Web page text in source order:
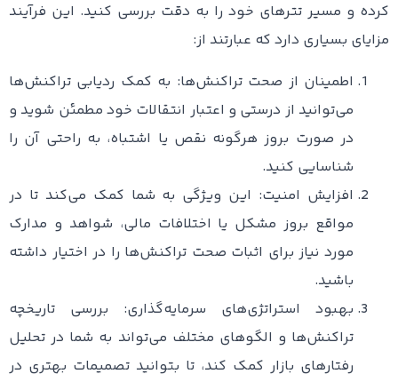
کرده و مسیر تترهای خود را به‌ دقت بررسی کنید. این فرآیند
مزایای بسیاری دارد که عبارتند از:
اطمینان از صحت تراکنش‌ها: به کمک ردیابی تراکنش‌ها
می‌توانید از درستی و اعتبار انتقالات خود مطمئن شوید و
در صورت بروز هرگونه نقص یا اشتباه، به راحتی آن را
شناسایی کنید.
افزایش امنیت: این ویژگی به شما کمک می‌کند تا در
مواقع بروز مشکل یا اختلافات مالی، شواهد و مدارک
مورد نیاز برای اثبات صحت تراکنش‌ها را در اختیار داشته
باشید.
بهبود استراتژی‌های سرمایه‌گذاری: بررسی تاریخچه
تراکنش‌ها و الگوهای مختلف می‌تواند به شما در تحلیل
رفتارهای بازار کمک کند، تا بتوانید تصمیمات بهتری در